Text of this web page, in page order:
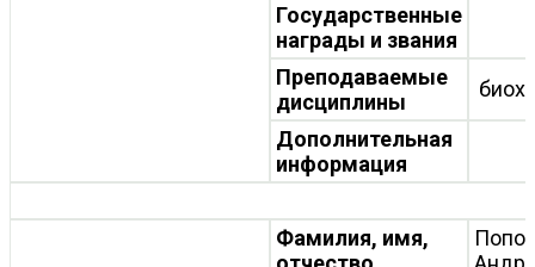
Государственные
награды и звания
Преподаваемые
дисциплины
Дополнительная
информация
Фамилия, имя,